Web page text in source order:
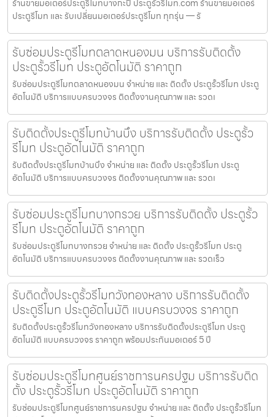
ร้านขายมอเตอร์ประตูรีโมทบางกะปิ ประตูรั้วรีโมท.com ร้านขายมอเตอร์
ประตูรีโมท และ รับเปลี่ยนมอเตอร์ประตูรีโมท ทุกรุ่น — รั
รับซ่อมประตูรีโมทตลาดหนองมน บริการรับติดตั้ง
ประตูรั้วรีโมท ประตูอัตโนมัติ ราคาถูก
รับซ่อมประตูรีโมทตลาดหนองมน จำหน่าย และ ติดตั้ง ประตูรั้วรีโมท ประตู
อัตโนมัติ บริการแบบครบวงจร ติดตั้งงานคุณภาพ และ รวดเ
รับติดตั้งประตูรีโมทบ้านบึง บริการรับติดตั้ง ประตูรั้ว
รีโมท ประตูอัตโนมัติ ราคาถูก
รับติดตั้งประตูรีโมทบ้านบึง จำหน่าย และ ติดตั้ง ประตูรั้วรีโมท ประตู
อัตโนมัติ บริการแบบครบวงจร ติดตั้งงานคุณภาพ และ รวดเ
รับซ่อมประตูรีโมทบางกรวย บริการรับติดตั้ง ประตูรั้ว
รีโมท ประตูอัตโนมัติ ราคาถูก
รับซ่อมประตูรีโมทบางกรวย จำหน่าย และ ติดตั้ง ประตูรั้วรีโมท ประตู
อัตโนมัติ บริการแบบครบวงจร ติดตั้งงานคุณภาพ และ รวดเร็ว
รับติดตั้งประตูรั้วรีโมทวังทองหลาง บริการรับติดตั้ง
ประตูรีโมท ประตูอัตโนมัติ แบบครบวงจร ราคาถูก
รับติดตั้งประตูรั้วรีโมทวังทองหลาง บริการรับติดตั้งประตูรีโมท ประตู
อัตโนมัติ แบบครบวงจร ราคาถูก พร้อมประกันมอเตอร์ 5 ปี
รับซ่อมประตูรีโมทศูนย์ราชการนครปฐม บริการรับติด
ตั้ง ประตูรั้วรีโมท ประตูอัตโนมัติ ราคาถูก
รับซ่อมประตูรีโมทศูนย์ราชการนครปฐม จำหน่าย และ ติดตั้ง ประตูรั้วรีโมท